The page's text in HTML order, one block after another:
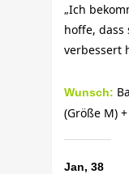
„Ich
hoffe,
verbessert
Wunsch:
(Größe M)
Jan, 38